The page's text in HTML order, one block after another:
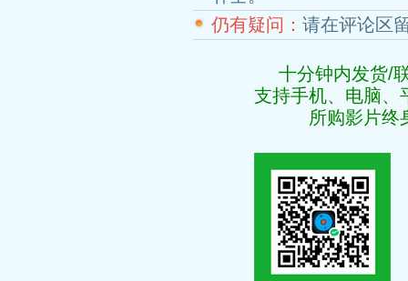
仍有疑问： 请在评论区
十分钟内发货/
支持手机、电脑、
所购影片终